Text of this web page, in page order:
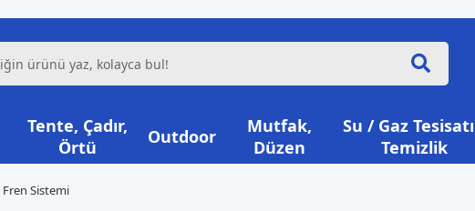
Tente, Çadır,
Örtü
Outdoor
Mutfak,
Düzen
Su / Gaz
Temizlik
Fren Sistemi